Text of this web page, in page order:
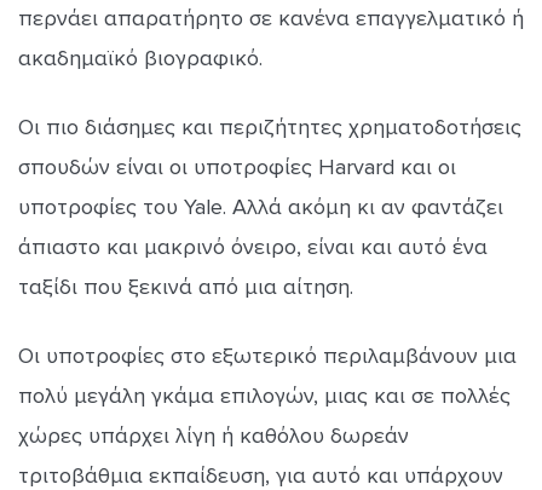
περνάει απαρατήρητο σε κανένα επαγγελματικό ή
ακαδημαϊκό βιογραφικό.
Οι πιο διάσημες και περιζήτητες χρηματοδοτήσεις
σπουδών είναι οι υποτροφίες Harvard και οι
υποτροφίες του Yale. Αλλά ακόμη κι αν φαντάζει
άπιαστο και μακρινό όνειρο, είναι και αυτό ένα
ταξίδι που ξεκινά από μια αίτηση.
Οι υποτροφίες στο εξωτερικό περιλαμβάνουν μια
πολύ μεγάλη γκάμα επιλογών, μιας και σε πολλές
χώρες υπάρχει λίγη ή καθόλου δωρεάν
τριτοβάθμια εκπαίδευση, για αυτό και υπάρχουν